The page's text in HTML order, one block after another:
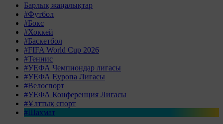
Барлық жаңалықтар
#Футбол
#Бокс
#Хоккей
#Баскетбол
#FIFA World Cup 2026
#Теннис
#УЕФА Чемпиондар лигасы
#УЕФА Еуропа Лигасы
#Велоспорт
#УЕФА Конференция Лигасы
#Ұлттық спорт
#Шахмат